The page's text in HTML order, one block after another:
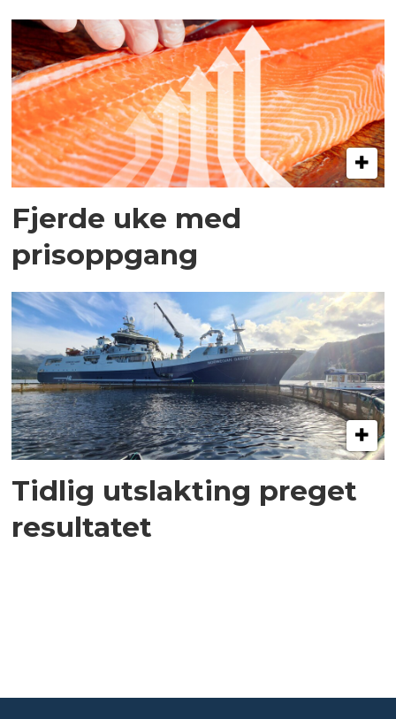
Fjerde uke med
prisoppgang
Tidlig utslakting preget
resultatet